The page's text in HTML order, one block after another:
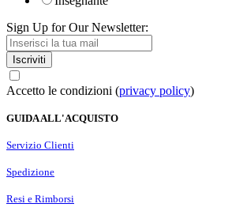
Sign Up for Our Newsletter:
Iscriviti
Accetto le condizioni (privacy policy)
GUIDA ALL'ACQUISTO
Servizio Clienti
Spedizione
Resi e Rimborsi